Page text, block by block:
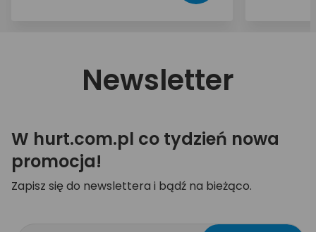
Newsletter
W hurt.com.pl co tydzień nowa
promocja!
Zapisz się do newslettera i bądź na bieżąco.